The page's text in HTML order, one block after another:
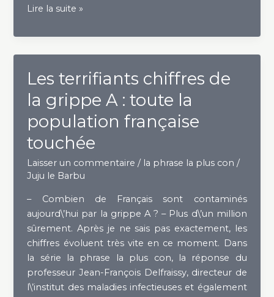
Cruchila
à
danser
Lire la suite »
Les terrifiants chiffres de
la grippe A : toute la
population française
touchée
Laisser un commentaire / la phrase la plus con /
Juju le Barbu
– Combien de Français sont contaminés
aujourd\’hui par la grippe A ? – Plus d\’un million
sûrement. Après je ne sais pas exactement, les
chiffres évoluent très vite en ce moment. Dans
la série la phrase la plus con, la réponse du
professeur Jean-François Delfraissy, directeur de
l\’institut des maladies infectieuses et également